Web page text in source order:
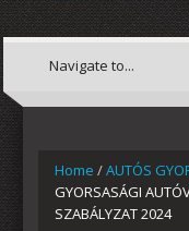
Home /AUTÓS
GYORSASÁGI
SZABÁLYZAT 2024